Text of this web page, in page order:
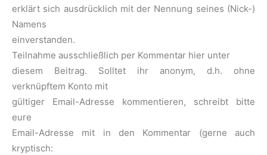
erklärt sich ausdrücklich mit der Nennung seines (Nick-)
Namens
einverstanden.
Teilnahme ausschließlich per Kommentar hier unter
diesem Beitrag. Solltet ihr anonym, d.h. ohne
verknüpftem Konto mit
gültiger Email-Adresse kommentieren, schreibt bitte
eure
Email-Adresse mit in den Kommentar (gerne auch
kryptisch: